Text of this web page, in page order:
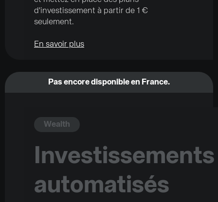
d'investissement à partir de 1 €
seulement.
En savoir plus
Pas encore disponible en France.
Wealth
Investissements
automatisés